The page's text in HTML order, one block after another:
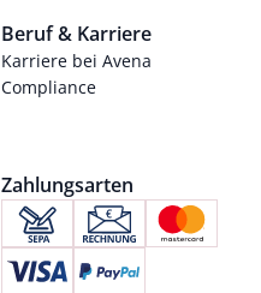
Beruf & Karriere
Karriere bei Avena
Compliance
Zahlungsarten